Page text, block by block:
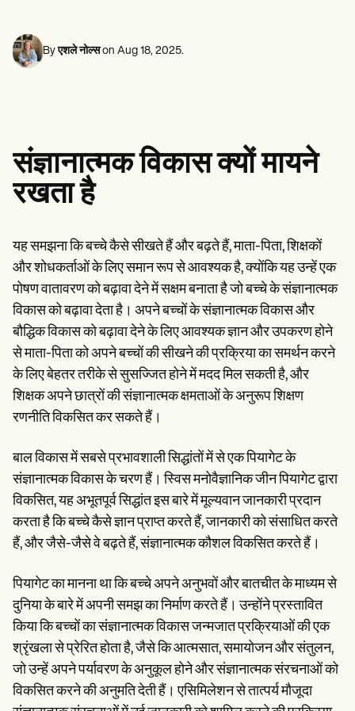
आहार विशेषज्ञ और पोषण विशेषज्ञ
फिजिकल थेरेपिस्ट
मनोवैज्ञानिकों
संसाधन मार्गदर्शिकाएँ
तुलना
ऐप गाइड्स
Procedure Codes
सुपरबिल टेम्पलेट
उपचार योजना टेम्पलेट
Informed Consent Form
Social Work Treatment Plans
DAR Note Template
Patient Visit Summary Template
Help Center
Demos
Training Hub
Webinars
Become a Partner
Why Carepatron?
Login
Get started
Personal trainers
By एशले नोल्स on Aug 18, 2025.
संज्ञानात्मक विकास क्यों मायने
रखता है
यह समझना कि बच्चे कैसे सीखते हैं और बढ़ते हैं, माता-पिता, शिक्षकों
और शोधकर्ताओं के लिए समान रूप से आवश्यक है, क्योंकि यह उन्हें एक
पोषण वातावरण को बढ़ावा देने में सक्षम बनाता है जो बच्चे के संज्ञानात्मक
विकास को बढ़ावा देता है। अपने बच्चों के संज्ञानात्मक विकास और
बौद्धिक विकास को बढ़ावा देने के लिए आवश्यक ज्ञान और उपकरण होने
से माता-पिता को अपने बच्चों की सीखने की प्रक्रिया का समर्थन करने
के लिए बेहतर तरीके से सुसज्जित होने में मदद मिल सकती है, और
शिक्षक अपने छात्रों की संज्ञानात्मक क्षमताओं के अनुरूप शिक्षण
रणनीति विकसित कर सकते हैं।
बाल विकास में सबसे प्रभावशाली सिद्धांतों में से एक पियागेट के
संज्ञानात्मक विकास के चरण हैं। स्विस मनोवैज्ञानिक जीन पियागेट द्वारा
विकसित, यह अभूतपूर्व सिद्धांत इस बारे में मूल्यवान जानकारी प्रदान
करता है कि बच्चे कैसे ज्ञान प्राप्त करते हैं, जानकारी को संसाधित करते
हैं, और जैसे-जैसे वे बढ़ते हैं, संज्ञानात्मक कौशल विकसित करते हैं।
पियागेट का मानना था कि बच्चे अपने अनुभवों और बातचीत के माध्यम से
दुनिया के बारे में अपनी समझ का निर्माण करते हैं। उन्होंने प्रस्तावित
किया कि बच्चों का संज्ञानात्मक विकास जन्मजात प्रक्रियाओं की एक
श्रृंखला से प्रेरित होता है, जैसे कि आत्मसात, समायोजन और संतुलन,
जो उन्हें अपने पर्यावरण के अनुकूल होने और संज्ञानात्मक संरचनाओं को
विकसित करने की अनुमति देती हैं। एसिमिलेशन से तात्पर्य मौजूदा